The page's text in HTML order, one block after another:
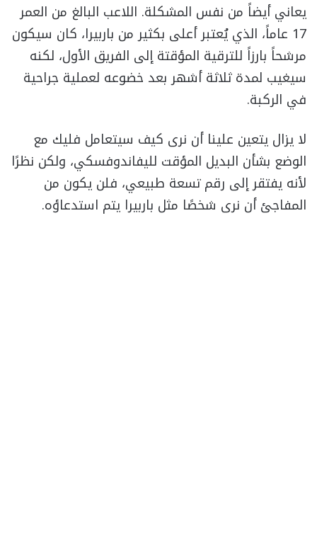
يعاني أيضاً من نفس المشكلة. اللاعب البالغ من العمر
17 عاماً، الذي يُعتبر أعلى بكثير من باربيرا، كان سيكون
مرشحاً بارزاً للترقية المؤقتة إلى الفريق الأول، لكنه
سيغيب لمدة ثلاثة أشهر بعد خضوعه لعملية جراحية
في الركبة.
لا يزال يتعين علينا أن نرى كيف سيتعامل فليك مع
الوضع بشأن البديل المؤقت لليفاندوفسكي، ولكن نظرًا
لأنه يفتقر إلى رقم تسعة طبيعي، فلن يكون من
المفاجئ أن نرى شخصًا مثل باربيرا يتم استدعاؤه.